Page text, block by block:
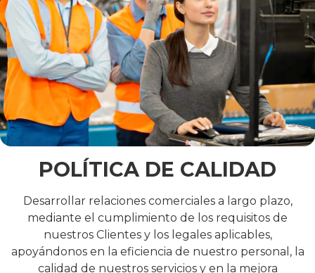
POLÍTICA DE CALIDAD
Desarrollar relaciones comerciales a largo plazo,
mediante el cumplimiento de los requisitos de
nuestros Clientes y los legales aplicables,
apoyándonos en la eficiencia de nuestro personal, la
calidad de nuestros servicios y en la mejora